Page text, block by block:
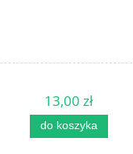
do koszyka
13,00 zł
do koszyka